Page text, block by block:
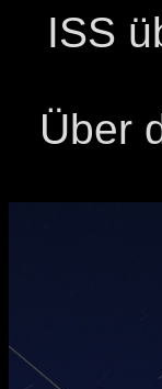
ISS
Über